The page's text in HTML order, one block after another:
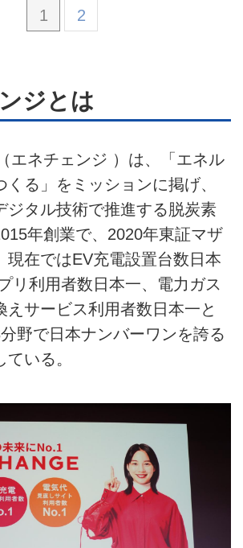
1 2
ジとは
エネチェンジ ）は、「エネル
くる」をミッションに掲げ、
ジタル技術で推進する脱炭素
年創業で、2020年東証マザ
現在ではEV充電設置台数日本
リ利用者数日本一、電力ガス
えサービス利用者数日本一と
野で日本ナンバーワンを誇る
いる。